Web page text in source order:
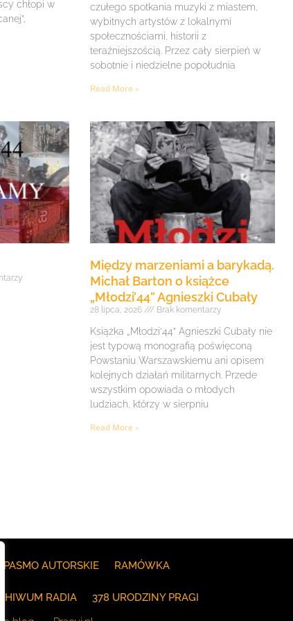
chłopi w
czułego spotkania muzyki z miastem,
wybitnych artystów z lokalnymi
społecznościami, historii z
teraźniejszością. Przez cały sierpień w
sobotnie i niedzielne popołudnia
Read More »
Między marzeniami a barykadą.
Michał Barton o książce
„Młodzi’44” Agnieszki Cubały
28 lipca, 2026 Brak komentarzy
Książka „Młodzi’44” Agnieszki Cubały nie
jest typową monografią poświęconą
Powstaniu Warszawskiemu ani opisem
kolejnych działań militarnych. Przede
wszystkim opowiada o młodych
ludziach, którzy w sierpniu
Read More »
PASMO AUTORSKIE RAMÓWKA
RADIA
378 URODZINY PRAGI